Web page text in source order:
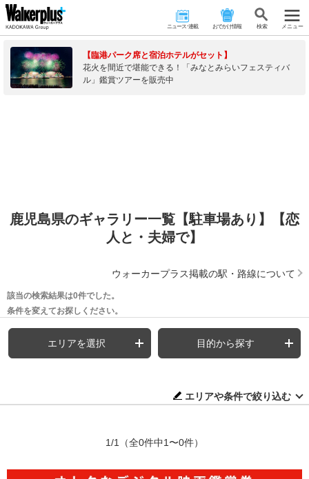
ニュース･連載 おでかけ情報 検 索 メニュー
【臨港パーク席と宿泊ホテルがセット】
花火を間近で堪能できる！「みなとみらいフェスティバ
ル」鑑賞ツアーを販売中
鹿児島県のギャラリー一覧【駐車場あり】【恋
人と・夫婦で】
ウォーカープラス掲載の駅・路線について
該当の検索結果は0件でした。
条件を変えてお探しください。
エリアを選択 目的から探す
エリアや条件で絞り込む
1/1 （全0件中1〜0件）